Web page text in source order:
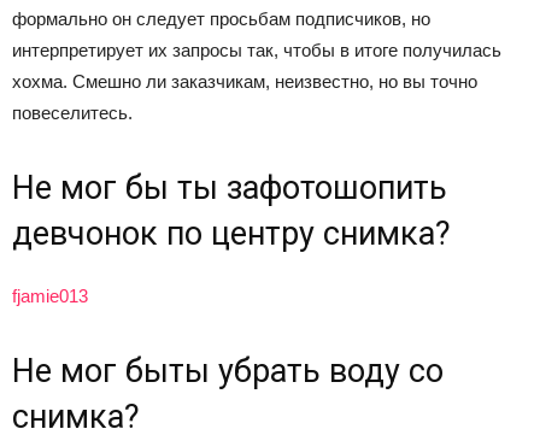
формально он следует просьбам подписчиков, но
интерпретирует их запросы так, чтобы в итоге получилась
хохма. Смешно ли заказчикам, неизвестно, но вы точно
повеселитесь.
Не мог бы ты зафотошопить
девчонок по центру снимка?
fjamie013
Не мог быты убрать воду со
снимка?